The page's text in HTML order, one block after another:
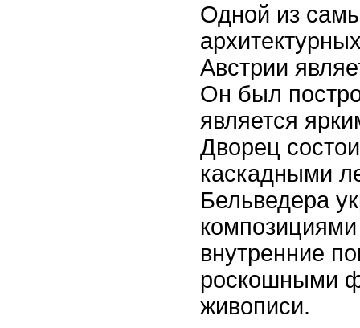
Одной из
Австрии
Он был
является
Дворец
каскадными
Бельведера
внутренние
роскошными
живописи.